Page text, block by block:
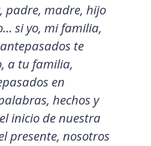
padre, madre, hijo
si yo, mi familia,
te
a tu familia,
en
hechos y
inicio de nuestra
presente, nosotros